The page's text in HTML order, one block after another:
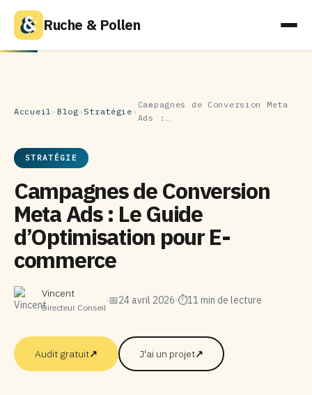
Ruche & Pollen
Accueil › Blog ›Stratégie ›
Campagnes de Conversion Meta
Ads :…
STRATÉGIE
Campagnes de Conversion
Meta Ads : Le Guide
d’Optimisation pour E-
commerce
Vincent
Directeur Conseil
📅24 avril 2026 ⏱11 min de lecture
Audit gratuit↗ J'ai un projet↗